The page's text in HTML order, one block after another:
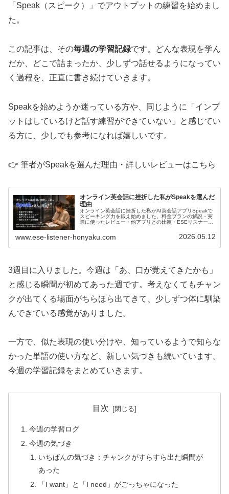
「Speak（スピーク）」でアウトプットの練習を始めまし
た。
この記事は、その毎週の学習記録です。どんな表現を学ん
だか、どこで詰まったか、少しずつ話せるようになってい
く過程を、正直に書き続けていきます。
Speakを始めようか迷っている方や、同じように「インプ
ットはしているけど話す練習ができていない」と感じてい
る方に、少しでも参考になれば嬉しいです。
👉 筆者がSpeakを選んだ理由・詳しいレビューはこちら
オンライン英会話に挫折した私がSpeakを選んだ
理由
オンライン英会話に挫折した私がAI英会話アプリSpeakで
スピーキング力を鍛え始めました。料金プランの解説・実
際に使ったレビュー・他アプリとの比較・ESEリスナーと
www.ese-listener-honyaku.com 2026.05.12
3週目に入りました。今週は「あ、口が覚えてきたかも」
と感じる瞬間が初めてあった週です。考えなくてもチャン
クが出てくる場面がちらほら出てきて、少しずつ体に馴染
んできている感覚がありました。
一方で、似た表現の使い分けや、知っているようで知らな
かった単語の使い方など、新しい気づきも続いています。
今週の学習記録をまとめていきます。
目次
今週の学習ログ
今週の気づき
いちばんの気づき：チャンクがすらすら出た瞬間が
あった
「I want」と「I need」がごっちゃになった